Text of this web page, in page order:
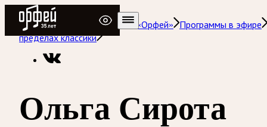
Радио Орфей
Радио классической музыки «Орфей»
Программы в эфире
пределах классики
Ольга Сирота